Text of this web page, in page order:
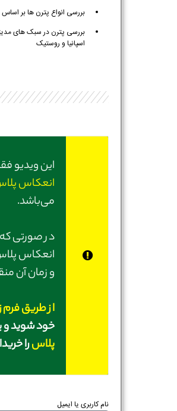
بررسی انواع پترن ها بر
بررسی پترن در سبک های
اسپانیا و روستیک
این ویدیو
انعکاس
می‌باشد.
در صورتی‌ که
انعکاس
و زمان آن
از طریق فرم
خود شوید و
پلاسرا
نام کاربری یا ایمیل